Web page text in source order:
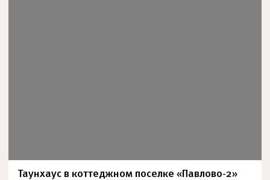
Таунхаус в коттеджном поселке «Павлово-2»